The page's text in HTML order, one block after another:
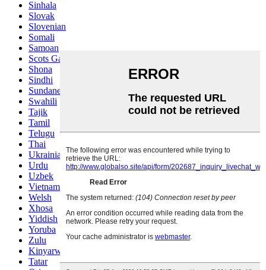
Sinhala
Slovak
Slovenian
Somali
Samoan
Scots Gaelic
Shona
Sindhi
Sundanese
Swahili
Tajik
Tamil
Telugu
Thai
Ukrainian
Urdu
Uzbek
Vietnamese
Welsh
Xhosa
Yiddish
Yoruba
Zulu
Kinyarwanda
Tatar